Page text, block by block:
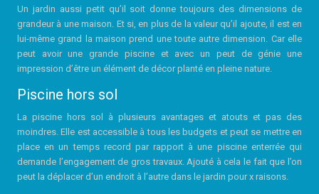
Un jardin aussi petit qu’il soit donne toujours des dimensions de
grandeur à une maison. Et si, en plus de la valeur qu’il ajoute, il est en
lui-même grand la maison prend une toute autre dimension. Car elle
peut avoir une grande piscine et avec un peut de génie une
impression d’être un élément de décor planté en pleine nature.
Piscine hors sol
La piscine hors sol à plusieurs avantages et atouts et pas des
moindres. Elle est accessible à tous les budgets et peut se mettre en
place en un temps record par rapport à une piscine enterrée qui
demande l’engagement de gros travaux. Ajouté à cela le fait que l’on
peut la déplacer d’un endroit à l’autre dans le jardin pour x raisons.